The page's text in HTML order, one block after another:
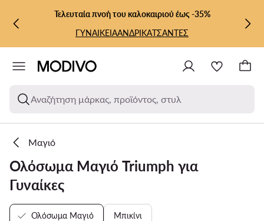
ΜΕΤΆΒΑΣΗ ΣΤΟ ΚΎΡΙΟ ΠΕΡΙΕΧΌΜΕΝΟ
ΜΕΤΆΒΑΣΗ ΣΤΗΝ ΑΝΑΖΉΤΗΣΗ
Τελευταία πνοή του καλοκαιριού έως -35%
ΓΥΝΑΙΚΕΙΑΑΝΔΡΙΚΑΤΣΑΝΤΕΣ
Αναζήτηση μάρκας, προϊόντος, στυλ
Μαγιό
Ολόσωμα Μαγιό Triumph για
Γυναίκες
Ολόσωμα Μαγιό Μπικίνι